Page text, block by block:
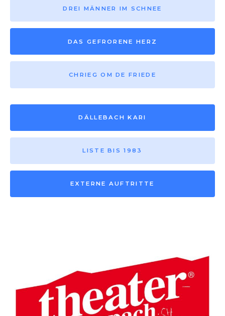
DREI MÄNNER IM SCHNEE
DAS GEFRORENE HERZ
CHRIEG OM DE FRIEDE
DÄLLEBACH KARI
LISTE BIS 1983
EXTERNE AUFTRITTE